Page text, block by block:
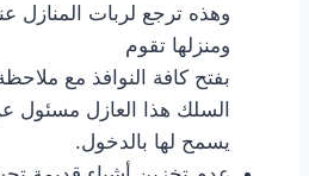
وهذه ترجع لربات المنازل
ومنزلها تقوم
بفتح كافة النوافذ مع
السلك هذا العازل
يسمح لها بالدخول.